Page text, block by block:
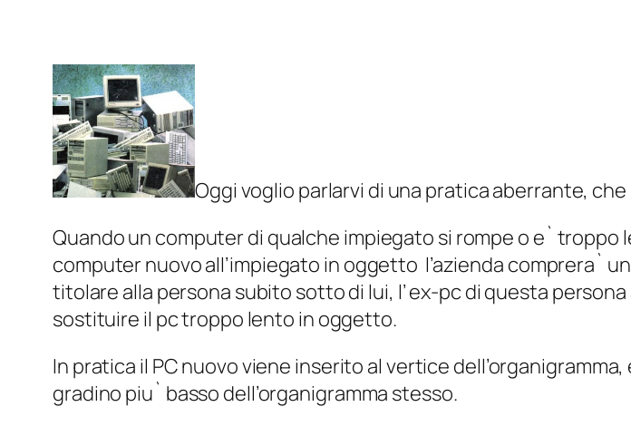
Oggi voglio parlarvi di una pratica aberrante,
Quando un computer di qualche impiegato si rompe o e`
computer nuovo all’impiegato in oggetto l’azienda comprera`
titolare alla persona subito sotto di lui, l’ ex-pc di questa
sostituire il pc troppo lento in oggetto.
In pratica il PC nuovo viene inserito al vertice
gradino piu` basso dell’organigramma stesso.